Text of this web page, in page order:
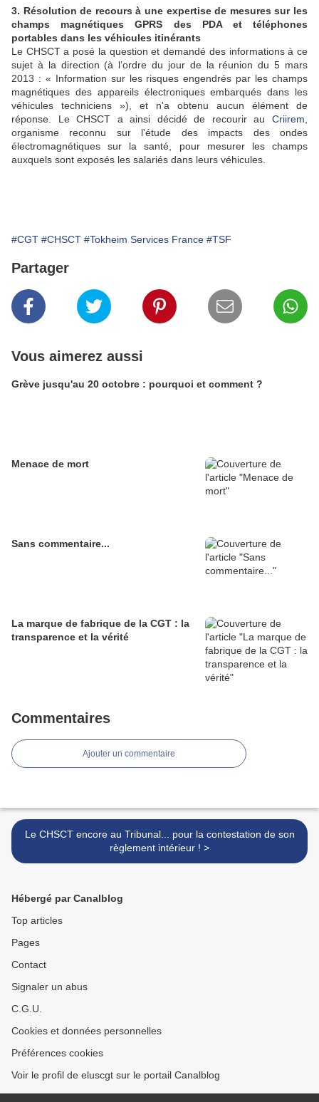
3. Résolution de recours à une expertise de mesures sur les
champs magnétiques GPRS des PDA et téléphones
portables dans les véhicules itinérants
Le CHSCT a posé la question et demandé des informations à ce
sujet à la direction (à l’ordre du jour de la réunion du 5 mars
2013 : « Information sur les risques engendrés par les champs
magnétiques des appareils électroniques embarqués dans les
véhicules techniciens »), et n'a obtenu aucun élément de
réponse. Le CHSCT a ainsi décidé de recourir au Criirem
organisme reconnu sur l'étude des impacts des ondes
électromagnétiques sur la santé, pour mesurer les champs
auxquels sont exposés les salariés dans leurs véhicules.
#CGT #CHSCT #Tokheim Services France #TSF
Partager
Vous aimerez aussi
Grève jusqu'au 20 octobre : pourquoi et comment ?
Menace de mort
Sans commentaire...
La marque de fabrique de la CGT : la
transparence et la vérité
Commentaires
Ajouter un commentaire
Le CHSCT encore au Tribunal... pour la contestation de son
règlement intérieur ! >
Hébergé par Canalblog
Top articles
Pages
Contact
Signaler un abus
C.G.U.
Cookies et données personnelles
Préférences cookies
Voir le profil de eluscgt sur le portail Canalblog